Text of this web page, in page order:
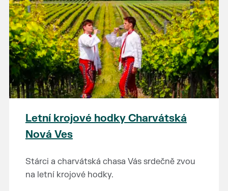
Letní krojové hodky Charvátská
Nová Ves
Stárci a charvátská chasa Vás srdečně zvou
na letní krojové hodky.